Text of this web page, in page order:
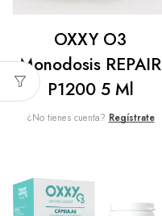
OXXY O3
Monodosis REPAIR
P1200 5 Ml
¿No tienes cuenta? Regístrate